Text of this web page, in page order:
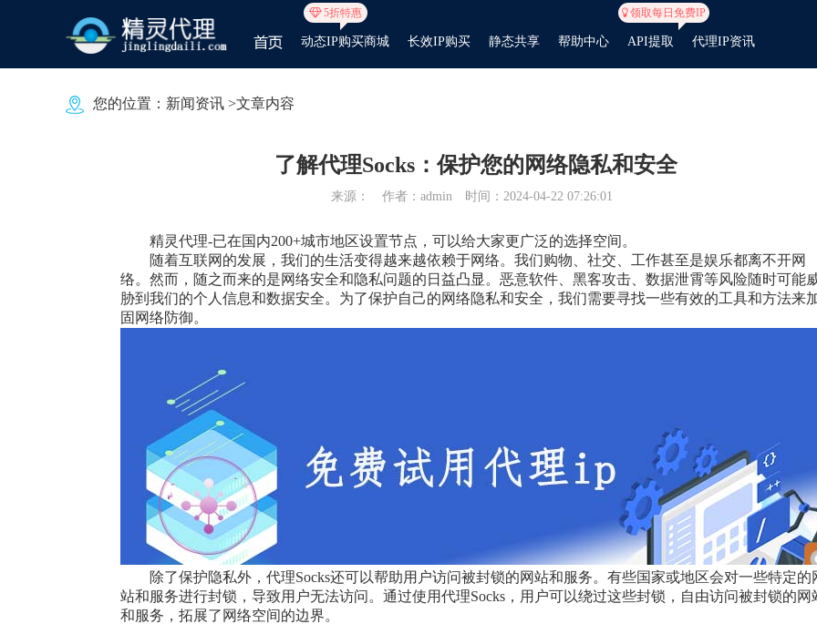
5折特惠
动态IP购买商城 长效IP购买 静态共享 帮助中心 API提取
领取每日免费IP
代理IP资讯
您的位置： 新闻资讯 >文章内容
了解代理Socks：保护您的网络隐私和安全
来源： 作者：admin 时间：2024-04-22 07:26:01
精灵代理-已在国内200+城市地区设置节点，可以给大家更广泛的选择空间。
随着互联网的发展，我们的生活变得越来越依赖于网络。我们购物、社交、工作甚至是娱乐都离不开网
络。然而，随之而来的是网络安全和隐私问题的日益凸显。恶意软件、黑客攻击、数据泄霄等风险随时可能
胁到我们的个人信息和数据安全。为了保护自己的网络隐私和安全，我们需要寻找一些有效的工具和方法来
固网络防御。
除了保护隐私外，代理Socks还可以帮助用户访问被封锁的网站和服务。有些国家或地区会对一些特定的
站和服务进行封锁，导致用户无法访问。通过使用代理Socks，用户可以绕过这些封锁，自由访问被封锁的网
和服务，拓展了网络空间的边界。